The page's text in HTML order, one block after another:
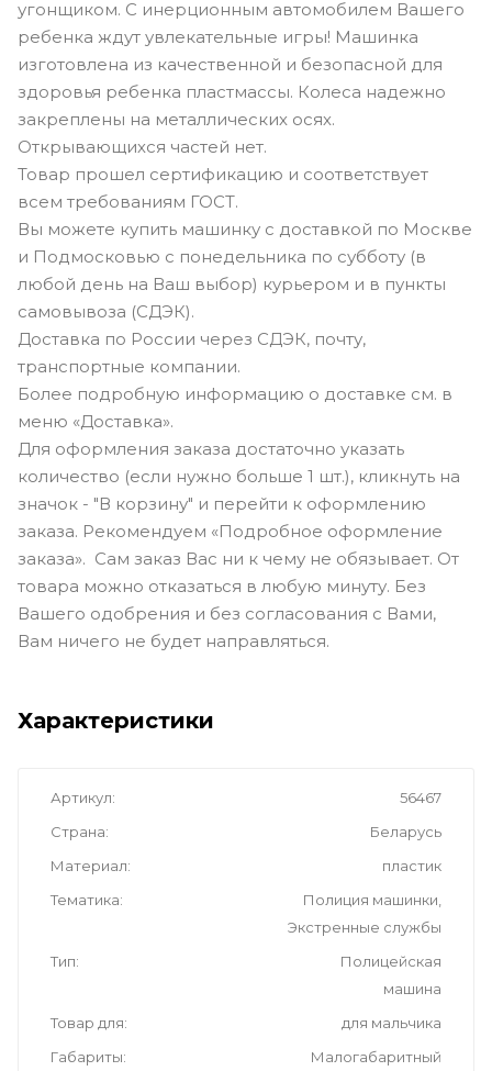
угонщиком. С инерционным автомобилем Вашего
ребенка ждут увлекательные игры! Машинка
изготовлена из качественной и безопасной для
здоровья ребенка пластмассы. Колеса надежно
закреплены на металлических осях.
Открывающихся частей нет.
Товар прошел сертификацию и соответствует
всем требованиям ГОСТ.
Вы можете купить машинку с доставкой по Москве
и Подмосковью с понедельника по субботу (в
любой день на Ваш выбор) курьером и в пункты
самовывоза (СДЭК).
Доставка по России через СДЭК, почту,
транспортные компании.
Более подробную информацию о доставке см. в
меню «Доставка».
Для оформления заказа достаточно указать
количество (если нужно больше 1 шт.), кликнуть на
значок - "В корзину" и перейти к оформлению
заказа. Рекомендуем «Подробное оформление
заказа». Сам заказ Вас ни к чему не обязывает. От
товара можно отказаться в любую минуту. Без
Вашего одобрения и без согласования с Вами,
Вам ничего не будет направляться.
Характеристики
Артикул
56467
Страна
Беларусь
Материал
пластик
Тематика
Полиция машинки,
Экстренные службы
Тип
Полицейская
машина
Товар для
для мальчика
Габариты
Малогабаритный